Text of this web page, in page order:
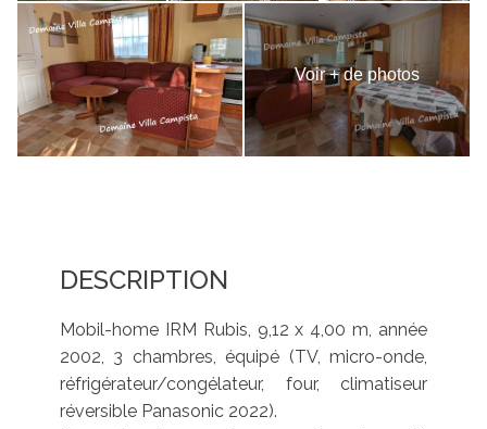
Voir + de photos
DESCRIPTION
Mobil-home IRM Rubis, 9,12 x 4,00 m, année
2002, 3 chambres, équipé (TV, micro-onde,
réfrigérateur/congélateur, four, climatiseur
réversible Panasonic 2022).